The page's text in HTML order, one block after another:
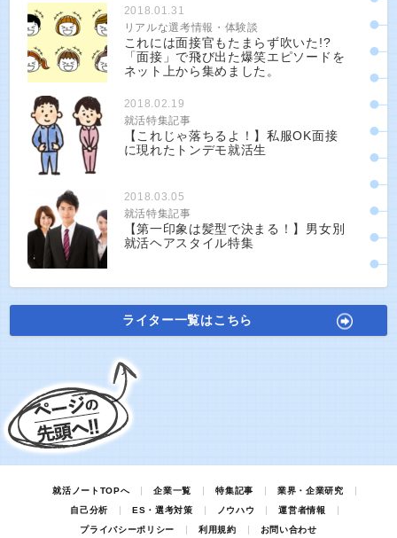
2018.01.31
リアルな選考情報・体験談
これには面接官もたまらず吹いた!?
「面接」で飛び出た爆笑エピソードを
ネット上から集めました。
2018.02.19
就活特集記事
【これじゃ落ちるよ！】私服OK面接
に現れたトンデモ就活生
2018.03.05
就活特集記事
【第一印象は髪型で決まる！】男女別
就活ヘアスタイル特集
ライター一覧はこちら
就活ノートTOPへ 企業一覧 特集記事
業界・企業研究
自己分析
ES・選考対策 ノウハウ
運営者情報
プライバシーポリシー
利用規約 お問い合わせ